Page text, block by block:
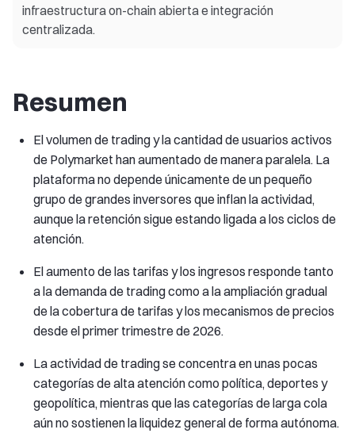
infraestructura on-chain abierta e integración
centralizada.
Resumen
El volumen de trading y la cantidad de usuarios activos
de Polymarket han aumentado de manera paralela. La
plataforma no depende únicamente de un pequeño
grupo de grandes inversores que inflan la actividad,
aunque la retención sigue estando ligada a los ciclos de
atención.
El aumento de las tarifas y los ingresos responde tanto
a la demanda de trading como a la ampliación gradual
de la cobertura de tarifas y los mecanismos de precios
desde el primer trimestre de 2026.
La actividad de trading se concentra en unas pocas
categorías de alta atención como política, deportes y
geopolítica, mientras que las categorías de larga cola
aún no sostienen la liquidez general de forma autónoma.